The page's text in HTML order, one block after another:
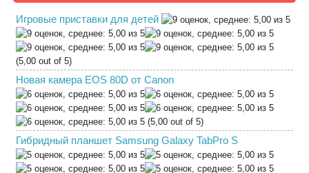
Игровые приставки для детей
(5,00 out of 5)
Новая камера EOS 80D от Canon
(5,00 out of 5)
Гибридный планшет Samsung Galaxy TabPro S